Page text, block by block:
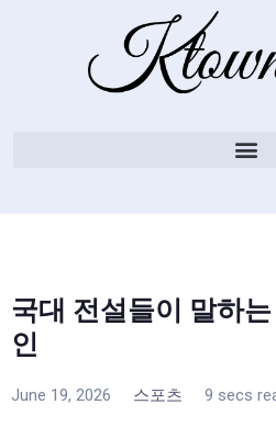
국대 전설들이 말하
인
June 19, 2026 스포츠 9 secs